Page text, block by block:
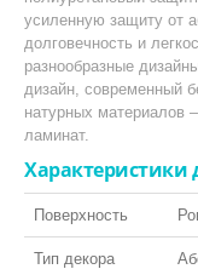
Класса пожарной
Линолеум на
СОПУСТВУЮЩИЕ
Шнур для сварки
усиленную защиту от
долговечность и
разнообразные
дизайн, современный
натурных материалов
ламинат.
Характеристики
Поверхность
Тип декора